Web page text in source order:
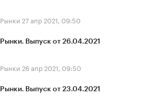
Рынки 27 апр 2021, 09:50
Рынки. Выпуск от 26.04.2021
Рынки 26 апр 2021, 09:50
Рынки. Выпуск от 23.04.2021